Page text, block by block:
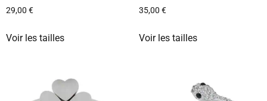
29,00 €
Voir les tailles
35,00 €
Voir les tailles